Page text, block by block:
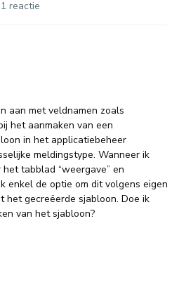
1 reactie
aan met veldnamen zoals
het aanmaken van een
in het applicatiebeheer
meldingstype. Wanneer ik
tabblad “weergave” en
enkel de optie om dit volgens eigen
het gecreëerde sjabloon. Doe ik
van het sjabloon?